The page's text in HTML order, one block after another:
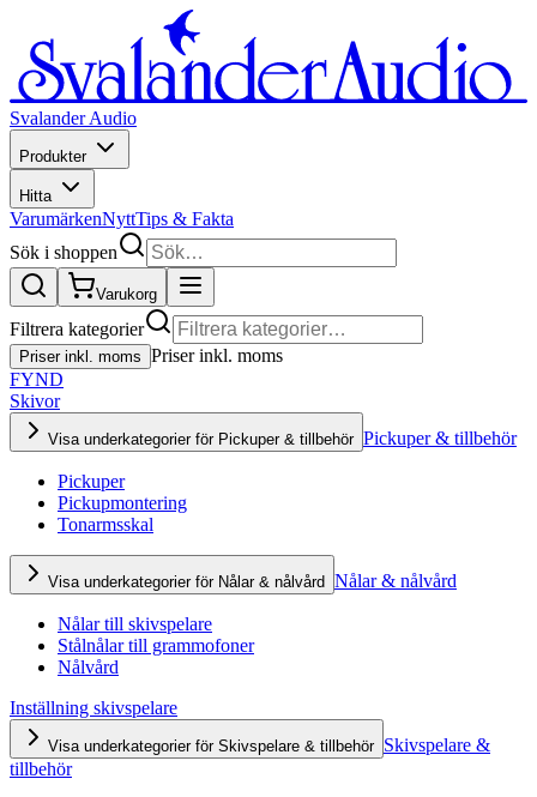
Svalander Audio
Produkter
Hitta
VarumärkenNyttTips & Fakta
Sök i shoppen
Varukorg
Filtrera kategorier
Priser inkl. moms Priser inkl. moms
FYND
Skivor
Visa underkategorier för Pickuper & tillbehör Pickuper & tillbehör
Pickuper
Pickupmontering
Tonarmsskal
Visa underkategorier för Nålar & nålvård Nålar & nålvård
Nålar till skivspelare
Stålnålar till grammofoner
Nålvård
Inställning skivspelare
Visa underkategorier för Skivspelare & tillbehör Skivspelare &
tillbehör